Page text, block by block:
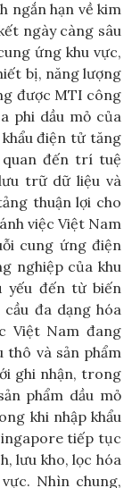
ngắn hạn về kim
ngày càng sâu
ứng khu vực,
bị, năng lượng
được MTI công
phi dầu mỏ của
điện tử tăng
quan đến trí tuệ
trữ dữ liệu và
thuận lợi cho
việc Việt Nam
cung ứng điện
nghiệp của khu
yếu đến từ biến
đa dạng hóa
Việt Nam đang
thô và sản phẩm
ghi nhận, trong
phẩm dầu mỏ
khi nhập khẩu
tiếp tục
lưu kho, lọc hóa
Nhìn chung,